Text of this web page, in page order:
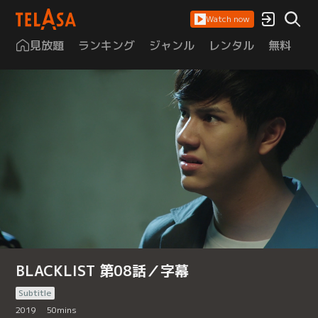
Watch now
見放題 ランキング ジャンル レンタル 無料
BLACKLIST 第08話／字幕
Subtitle
2019
50mins